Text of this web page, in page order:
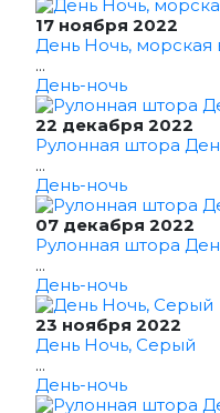
17 ноября 2022
День Ночь, морская
...
День-ночь
22 декабря 2022
Рулонная штора
...
День-ночь
07 декабря 2022
Рулонная штора
...
День-ночь
23 ноября 2022
День Ночь, Серый
...
День-ночь